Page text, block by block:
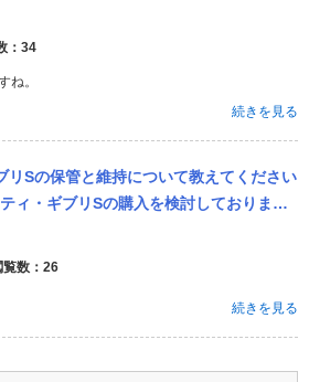
： 34
ね。
続きを見る
リSの保管と維持について教えてください
ィ・ギブリSの購入を検討しておりま
ことがあります。 もし購入した場合 ・
覧数： 26
続きを見る